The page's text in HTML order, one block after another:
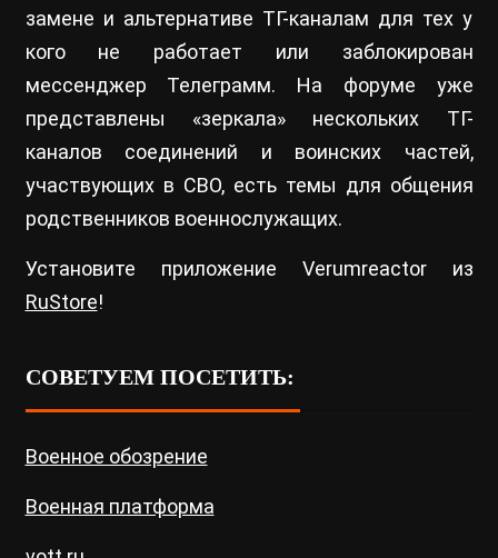
замене и альтернативе ТГ-каналам для тех у
кого не работает или заблокирован
мессенджер Телеграмм. На форуме уже
представлены «зеркала» нескольких ТГ-
каналов соединений и воинских частей,
участвующих в СВО, есть темы для общения
родственников военнослужащих.
Установите приложение Verumreactor из
RuStore!
СОВЕТУЕМ ПОСЕТИТЬ:
Военное обозрение
Военная платформа